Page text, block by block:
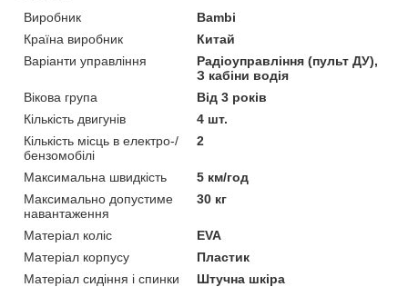
Виробник
Bambi
Країна виробник
Китай
Варіанти управління
Радіоуправління (пульт ДУ),
З кабіни водія
Вікова група
Від 3 років
Кількість двигунів
4 шт.
Кількість місць в електро-/
бензомобілі
2
Максимальна швидкість
5 км/год
Максимально допустиме
навантаження
30 кг
Матеріал коліс
EVA
Матеріал корпусу
Пластик
Матеріал сидіння і спинки
Штучна шкіра